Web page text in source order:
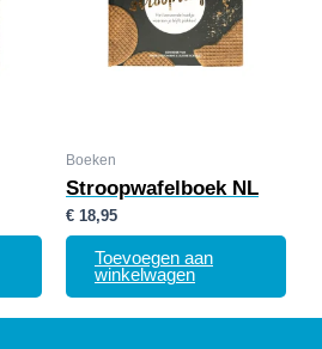
Boeken
Stroopwafelboek NL
€ 18,95
Toevoegen aan
winkelwagen